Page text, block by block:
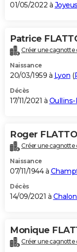
01/05/2022 à
Patrice
Créer une cagnotte
Naissance
20/03/1959 à Lyon (
Décès
17/11/2021 à
Roger
Créer une cagnotte
Naissance
07/11/1944 à
Décès
14/09/2021 à
Monique
Créer une cagnotte